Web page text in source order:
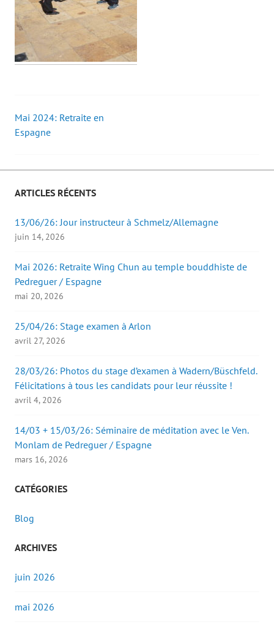
Post
Mai 2024: Retraite en
Espagne
ARTICLES RÉCENTS
13/06/26: Jour instructeur à Schmelz/Allemagne
juin 14, 2026
Mai 2026: Retraite Wing Chun au temple bouddhiste de
Pedreguer / Espagne
mai 20, 2026
25/04/26: Stage examen à Arlon
avril 27, 2026
28/03/26: Photos du stage d’examen à Wadern/Büschfeld.
Félicitations à tous les candidats pour leur réussite !
avril 4, 2026
14/03 + 15/03/26: Séminaire de méditation avec le Ven.
Monlam de Pedreguer / Espagne
mars 16, 2026
CATÉGORIES
Blog
ARCHIVES
juin 2026
mai 2026